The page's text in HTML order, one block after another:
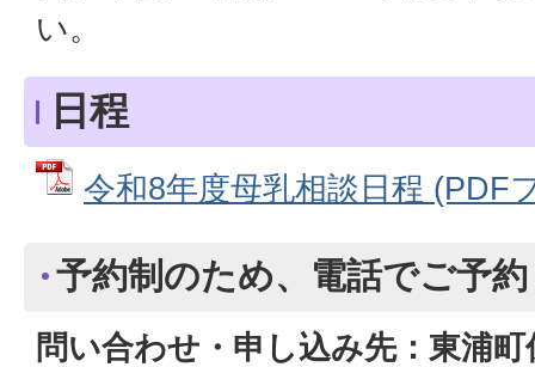
い。
日程
令和8年度母乳相談日程 (PDF
予約制のため、電話でご予
問い合わせ・申し込み先：東浦町